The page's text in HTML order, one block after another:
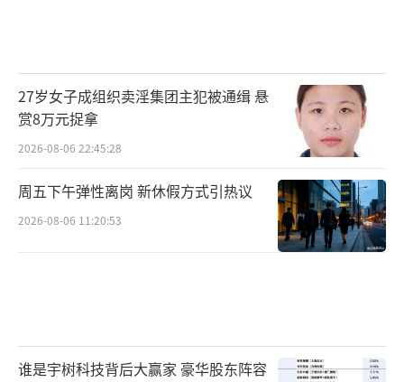
27岁女子成组织卖淫集团主犯被通缉 悬
赏8万元捉拿
2026-08-06 22:45:28
周五下午弹性离岗 新休假方式引热议
2026-08-06 11:20:53
谁是宇树科技背后大赢家 豪华股东阵容